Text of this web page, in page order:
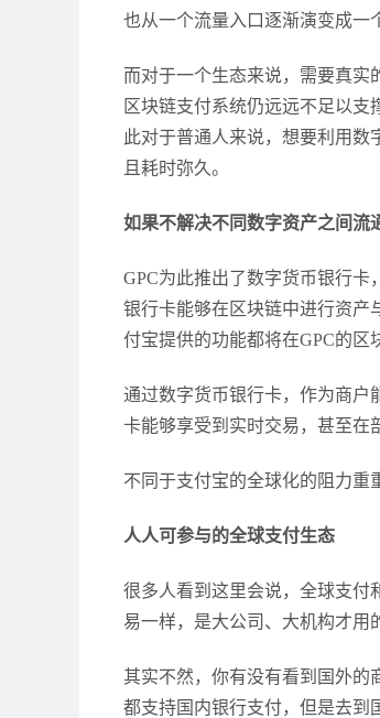
也从一个流量入口逐渐演变成一
而对于一个生态来说，需要真实
区块链支付系统仍远远不足以
此对于普通人来说，想要利用
且耗时弥久。
如果不解决不同数字资产之间流
GPC为此推出了数字货币银行卡
银行卡能够在区块链中进行资产
付宝提供的功能都将在GPC的区
通过数字货币银行卡，作为商户
卡能够享受到实时交易，甚至在
不同于支付宝的全球化的阻力重
人人可参与的全球支付生态
很多人看到这里会说，全球支付
易一样，是大公司、大机构才用
其实不然，你有没有看到国外的
都支持国内银行支付，但是去到